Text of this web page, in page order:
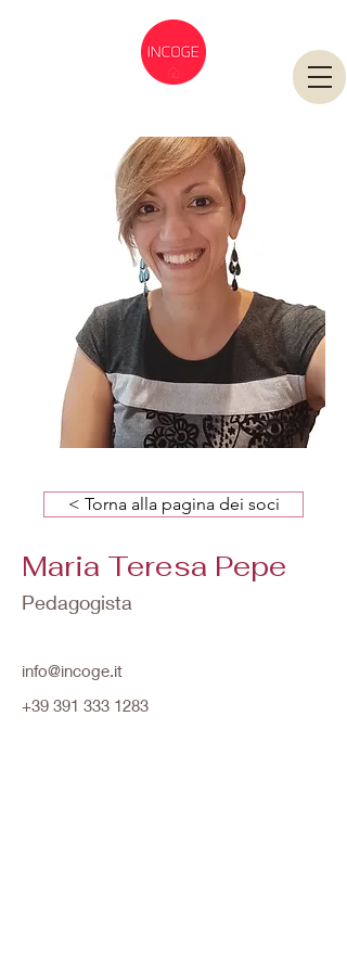
< Torna alla pagina dei soci
Maria Teresa Pepe
Pedagogista
info@incoge.it
+39 391 333 1283